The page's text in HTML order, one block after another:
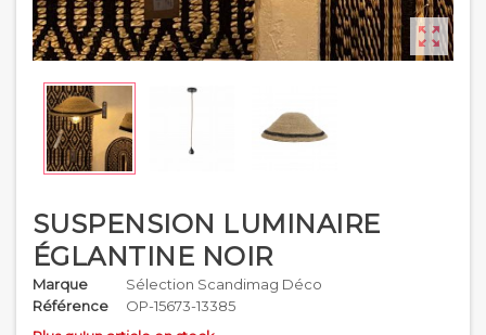

SUSPENSION LUMINAIRE
ÉGLANTINE NOIR
Marque
Sélection Scandimag Déco
Référence
OP-15673-13385